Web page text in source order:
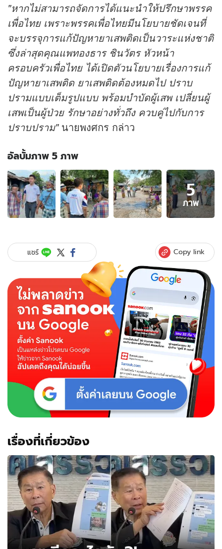
"หากไม่สามารถจัดการได้แนะนำให้ปรึกษาพรรค
เพื่อไทย เพราะพรรคเพื่อไทยมีนโยบายชัดเจนที่
จะบรรจุการแก้ปัญหายาเสพติดเป็นวาระแห่งชาติ
ซึ่งล่าสุดคุณแพทองธาร ชินวัตร หัวหน้า
ครอบครัวเพื่อไทย ได้เปิดตัวนโยบายเรื่องการแก้
ปัญหายาเสพติด ยาเสพติดต้องหมดไป ปราบ
ปรามแบบเต็มรูปแบบ พร้อมบำบัดผู้เสพ เปลี่ยนผู้
เสพเป็นผู้ป่วย รักษาอย่างทั่วถึง ควบคู่ไปกับการ
ปราบปราม"นายพงศกร กล่าว
อัลบั้มภาพ 5 ภาพ
อัลบั้ม
ภาพ
5
ภาพ
ของ
สมัคร
ส.ส.
ไทย
แนะ
รัฐบาล
เสพ
ให้
ปรึกษา
พรรค
5
ภาพ
แชร์ Copy link
เรื่องที่เกี่ยวข้อง